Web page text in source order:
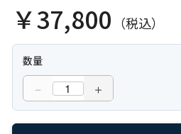
￥37,800 （税込）
数量
－ ＋